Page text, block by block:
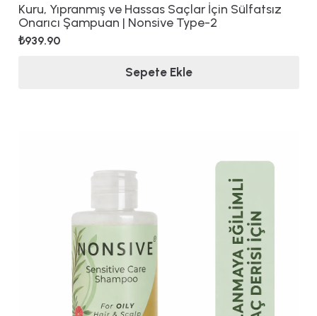
Kuru, Yıpranmış ve Hassas Saçlar İçin Sülfatsız
Onarıcı Şampuan | Nonsive Type-2
₺939.90
Sepete Ekle